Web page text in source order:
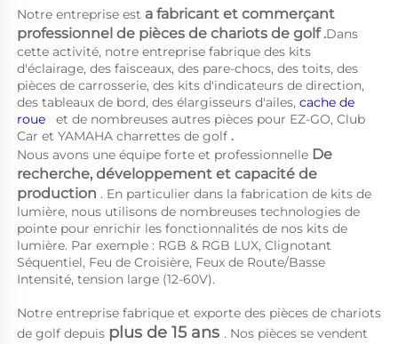
Notre entreprise est a fabricant et commerçant
professionnel de pièces de chariots de golf .Dans
cette activité, notre entreprise fabrique des kits
d'éclairage, des faisceaux, des pare-chocs, des toits, des
pièces de carrosserie, des kits d'indicateurs de direction,
des tableaux de bord, des élargisseurs d'ailes, cache de
roue et de nombreuses autres pièces pour EZ-GO, Club
Car et YAMAHA charrettes de golf .
Nous avons une équipe forte et professionnelle De
recherche, développement et capacité de
production . En particulier dans la fabrication de kits de
lumière, nous utilisons de nombreuses technologies de
pointe pour enrichir les fonctionnalités de nos kits de
lumière. Par exemple : RGB & RGB LUX, Clignotant
Séquentiel, Feu de Croisière, Feux de Route/Basse
Intensité, tension large (12-60V).
Notre entreprise fabrique et exporte des pièces de chariots
de golf depuis plus de 15 ans . Nos pièces se vendent